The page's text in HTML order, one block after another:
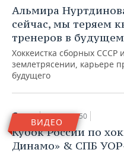
Альмира
сейчас, мы теряем
тренеров в
Хоккеистка сборных
землетрясении, карьере
будущего
ВИДЕО
Спорт 27 апр, 18:50
Кубок России по
Динамо» & СПБ